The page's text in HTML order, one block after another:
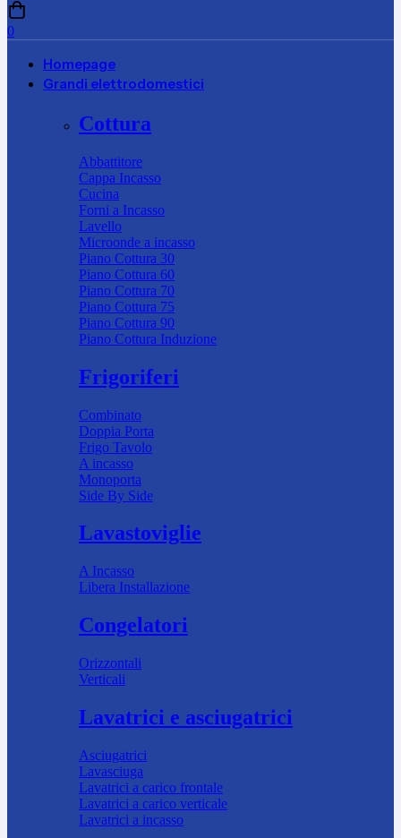
0
Homepage
Grandi elettrodomestici
Cottura
Abbattitore
Cappa Incasso
Cucina
Forni a Incasso
Lavello
Microonde a incasso
Piano Cottura 30
Piano Cottura 60
Piano Cottura 70
Piano Cottura 75
Piano Cottura 90
Piano Cottura Induzione
Frigoriferi
Combinato
Doppia Porta
Frigo Tavolo
A incasso
Monoporta
Side By Side
Lavastoviglie
A Incasso
Libera Installazione
Congelatori
Orizzontali
Verticali
Lavatrici e asciugatrici
Asciugatrici
Lavasciuga
Lavatrici a carico frontale
Lavatrici a carico verticale
Lavatrici a incasso